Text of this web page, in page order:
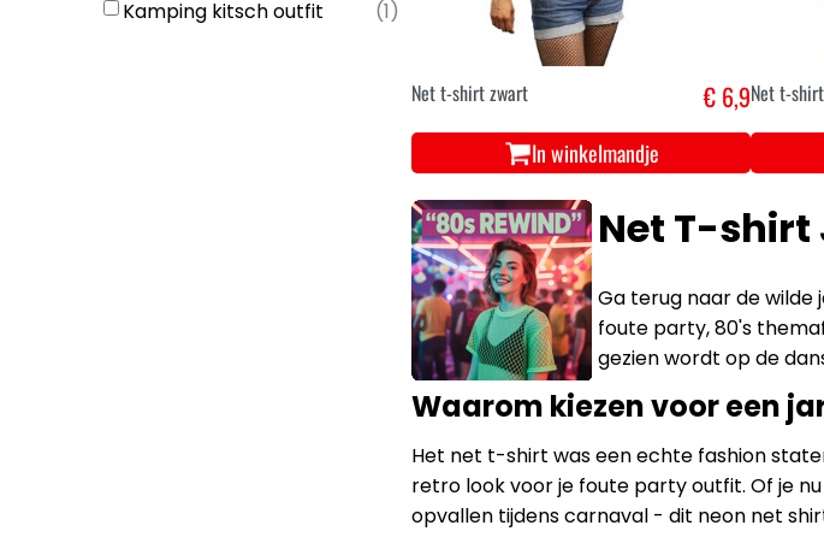
Kamping kitsch outfit (1)
Net t-shirt zwart € 6,9
In winkelmandje
Net t-
Net T-shirt
Ga terug naar de
foute party, 80's
gezien wordt op de
Waarom kiezen voor een
Het net t-shirt was een echte fashion
retro look voor je foute party outfit. Of je
opvallen tijdens carnaval - dit neon net